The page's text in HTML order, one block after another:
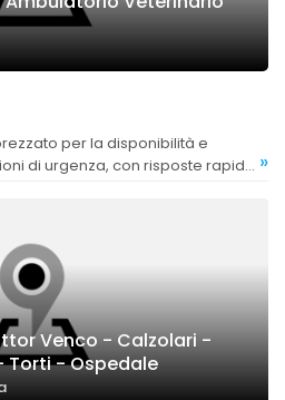
di urgenza, con risposte rapide »
Venco - Calzolari -
Torti - Ospedale